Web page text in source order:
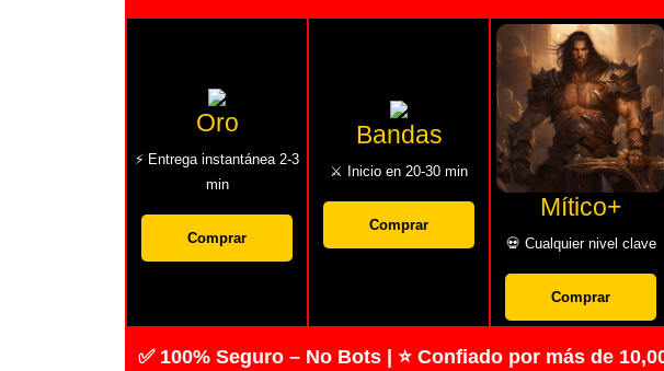
Oro
⚡ Entrega instantánea 2-3
min
Comprar
Bandas
⚔️ Inicio en 20-30 min
Comprar
Mítico+
💀 Cualquier nivel clave
Comprar
✅ 100% Seguro – No Bots | ⭐ Confiado por más de